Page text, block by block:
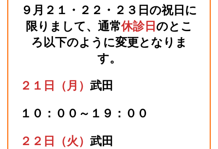
９月２１・２２・２３日の祝日に
限りまして、通常休診日のとこ
ろ以下のように変更となりま
す。
２１日（月） 武田
１０：００～１９：００
２２日（火） 武田